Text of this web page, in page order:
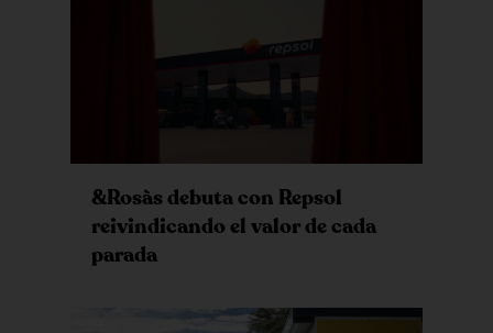
&Rosàs debuta con Repsol
reivindicando el valor de cada
parada